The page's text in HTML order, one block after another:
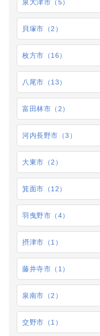
泉大津市（5）
貝塚市（2）
枚方市（16）
八尾市（13）
富田林市（2）
河内長野市（3）
大東市（2）
箕面市（12）
羽曳野市（4）
摂津市（1）
藤井寺市（1）
泉南市（2）
交野市（1）